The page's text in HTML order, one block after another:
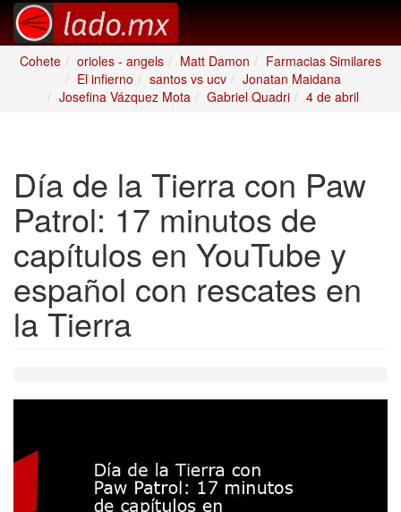
Cohete orioles - angels Matt Damon
Farmacias Similares
El infierno
santos vs ucv
Jonatan Maidana
Josefina Vázquez Mota
Gabriel Quadri 4 de abril
Día de la Tierra con Paw
Patrol: 17 minutos de
capítulos en YouTube y
español con rescates en
la Tierra